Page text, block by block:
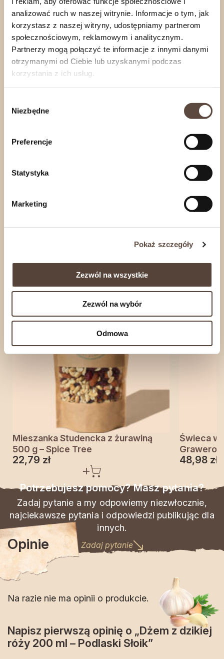
analizować ruch w naszej witrynie. Informacje o tym, jak
korzystasz z naszej witryny, udostępniamy partnerom
społecznościowym, reklamowym i analitycznym.
Partnerzy mogą połączyć te informacje z innymi danymi
otrzymanymi od Ciebie lub uzyskanymi podczas
korzystania z ich usług.
zgody
Niezbędne
Preferencje
Statystyka
Marketing
Pokaż szczegóły
Zezwól na wszystkie
Zezwól na wybór
Odmowa
Produkowany na Podlasiu według tradycyjnej
receptury.
Nasze wyroby wędzimy na bieżąco, wedle
zobacz również
Mieszanka Studencka z żurawiną
500 g – Spice Tree
22,79 zł
Świeca
48,98 zł
Potrzebujesz pomocy? Masz pytania?
Zadaj pytanie a my odpowiemy niezwłocznie,
najciekawsze pytania i odpowiedzi publikując dla
innych.
Zadaj pytanie
Opinie
Na razie nie ma opinii o produkcie.
Napisz pierwszą opinię o „Dżem z dzikiej
róży 200 ml – Podlaski Słoik”